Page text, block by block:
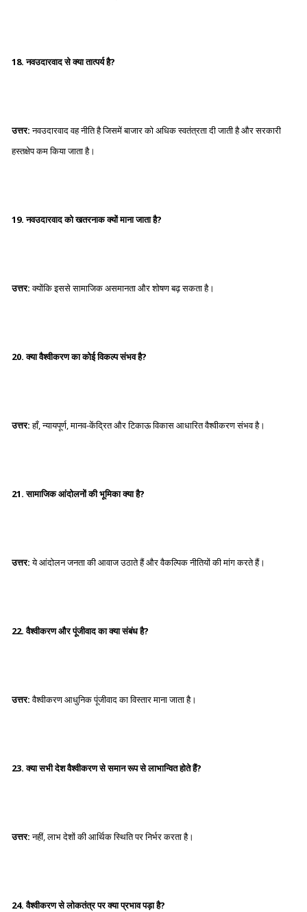
18. नवउदारवाद से क्या तात्पर्य है?
उत्तर:नवउदारवाद वह नीति है जिसमें बाजार को अधिक स्वतंत्रता दी जाती है और सरकारी
हस्तक्षेप कम किया जाता है।
19. नवउदारवाद को खतरनाक क्यों माना जाता है?
उत्तर:क्योंकि इससे सामाजिक असमानता और शोषण बढ़ सकता है।
20. क्या वैश्वीकरण का कोई विकल्प संभव है?
उत्तर:हाँ, न्यायपूर्ण, मानव-केंद्रित और टिकाऊ विकास आधारित वैश्वीकरण संभव है।
21. सामाजिक आंदोलनों की भूमिका क्या है?
उत्तर:ये आंदोलन जनता की आवाज उठाते हैं और वैकल्पिक नीतियों की मांग करते हैं।
22. वैश्वीकरण और पूंजीवाद का क्या संबंध है?
उत्तर:वैश्वीकरण आधुनिक पूंजीवाद का विस्तार माना जाता है।
23. क्या सभी देश वैश्वीकरण से समान रूप से लाभान्वित होते हैं?
उत्तर:नहीं, लाभ देशों की आर्थिक स्थिति पर निर्भर करता है।
24. वैश्वीकरण से लोकतंत्र पर क्या प्रभाव पड़ा है?